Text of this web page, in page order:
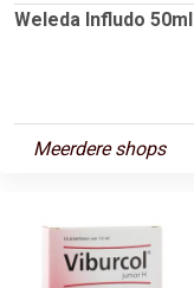
Weleda Infludo 50ml
Meerdere shops